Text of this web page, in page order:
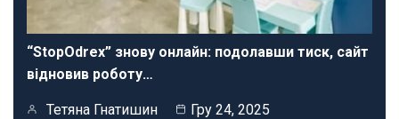
“StopOdrex” знову онлайн: подолавши тиск, сайт
відновив роботу…
Тетяна Гнатишин Гру 24, 2025